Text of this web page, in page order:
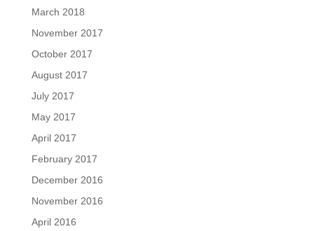
March 2018
November 2017
October 2017
August 2017
July 2017
May 2017
April 2017
February 2017
December 2016
November 2016
April 2016